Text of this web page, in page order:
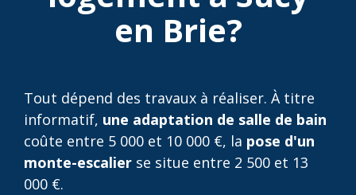
en Brie?
Tout dépend des travaux à réaliser. À titre
informatif, une adaptation de salle de bain
coûte entre 5 000 et 10 000 €, la pose d'un
monte-escalier se situe entre 2 500 et 13
000 €.